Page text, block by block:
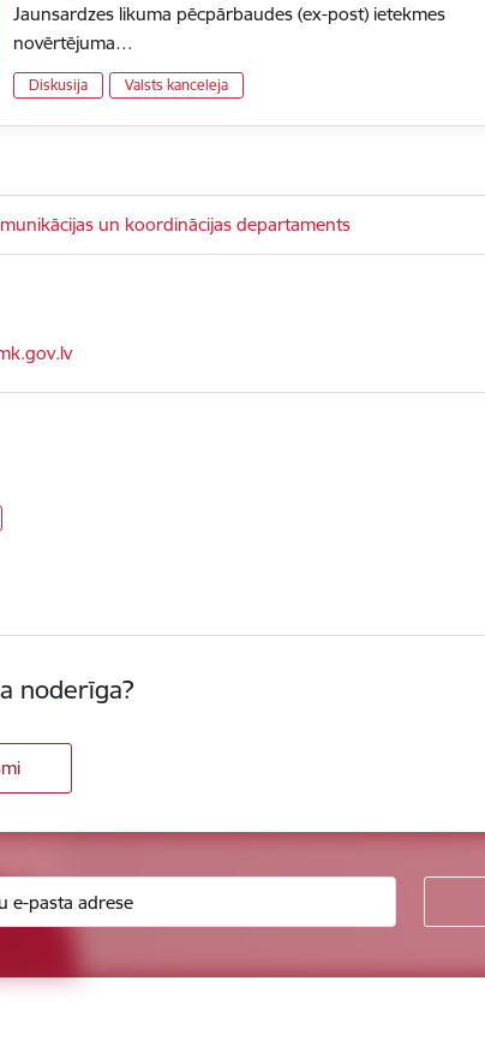
Jaunsardzes likuma pēcpārbaudes (ex-post) ietekmes
novērtējuma…
Diskusija Valsts kanceleja
un koordinācijas departaments
noderīga?